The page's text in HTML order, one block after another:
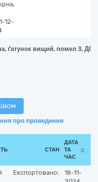
12-
ґатунок вищий, помел 3,
про проведення
СТАН
ДАТА
ТА
ЧАС
Експортовано:
18-11-